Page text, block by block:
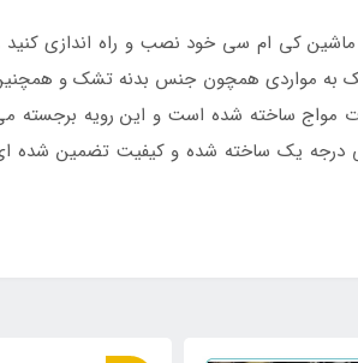
ماشین کی ام سی خود نصب و راه اندازی کنید
به مواردی همچون جنس بدنه تشک و
مواج ساخته شده است و این رویه برجسته
درجه یک ساخته شده و کیفیت تضمین شده